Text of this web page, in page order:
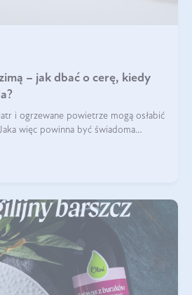
– jak dbać o cerę, kiedy
i ogrzewane powietrze mogą osłabić
więc powinna być świadoma